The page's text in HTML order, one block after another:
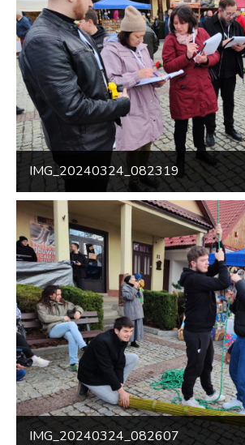
IMG_20240324_082319
IMG_20240324_082607